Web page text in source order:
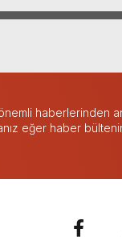
haberlerinden
eğer haber